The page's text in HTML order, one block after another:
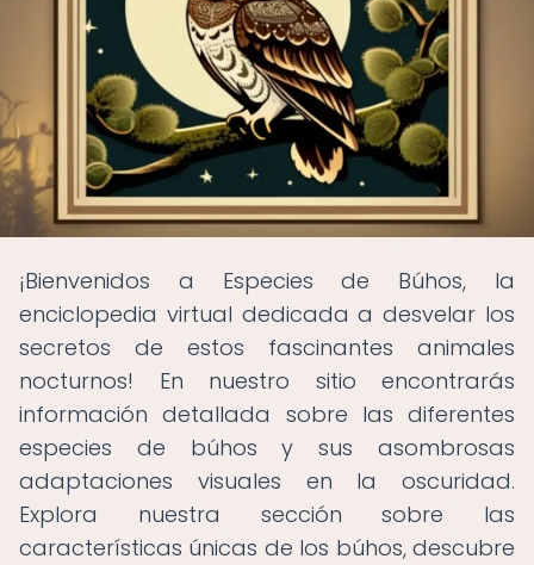
¡Bienvenidos a Especies de Búhos, la
enciclopedia virtual dedicada a desvelar los
secretos de estos fascinantes animales
nocturnos! En nuestro sitio encontrarás
información detallada sobre las diferentes
especies de búhos y sus asombrosas
adaptaciones visuales en la oscuridad.
Explora nuestra sección sobre las
características únicas de los búhos, descubre